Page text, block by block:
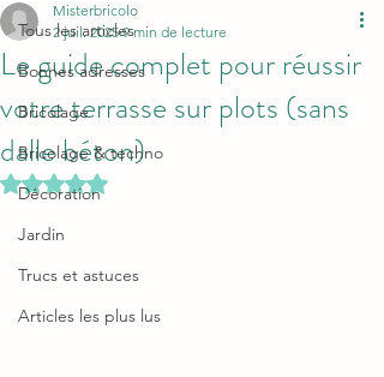
Tous les articles
Bonnes adresses
Bricolage
Bricolage & techno
Décoration
Jardin
Trucs et astuces
Articles les plus lus
Le guide complet pour réussir
votre terrasse sur plots (sans
dalle béton)
Misterbricolo
2 juil. 2025 9 min de lecture
Noté NaN étoiles sur 5.